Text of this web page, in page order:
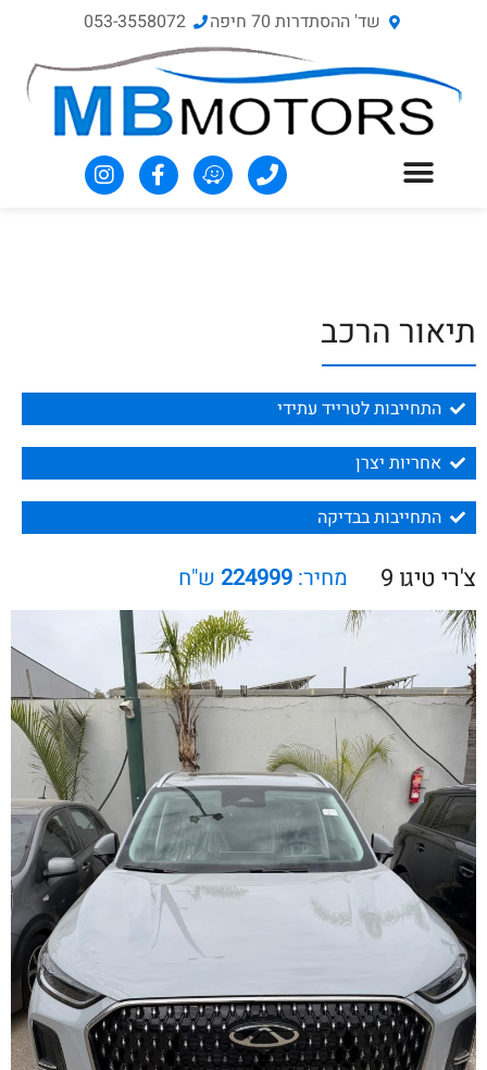
שד' ההסתדרות 70‏ חיפה 053-3558072
תיאור הרכב
התחייבות לטרייד עתידי
אחריות יצרן
התחייבות בבדיקה
צ'רי טיגו 9 מחיר: 224999 ש"ח